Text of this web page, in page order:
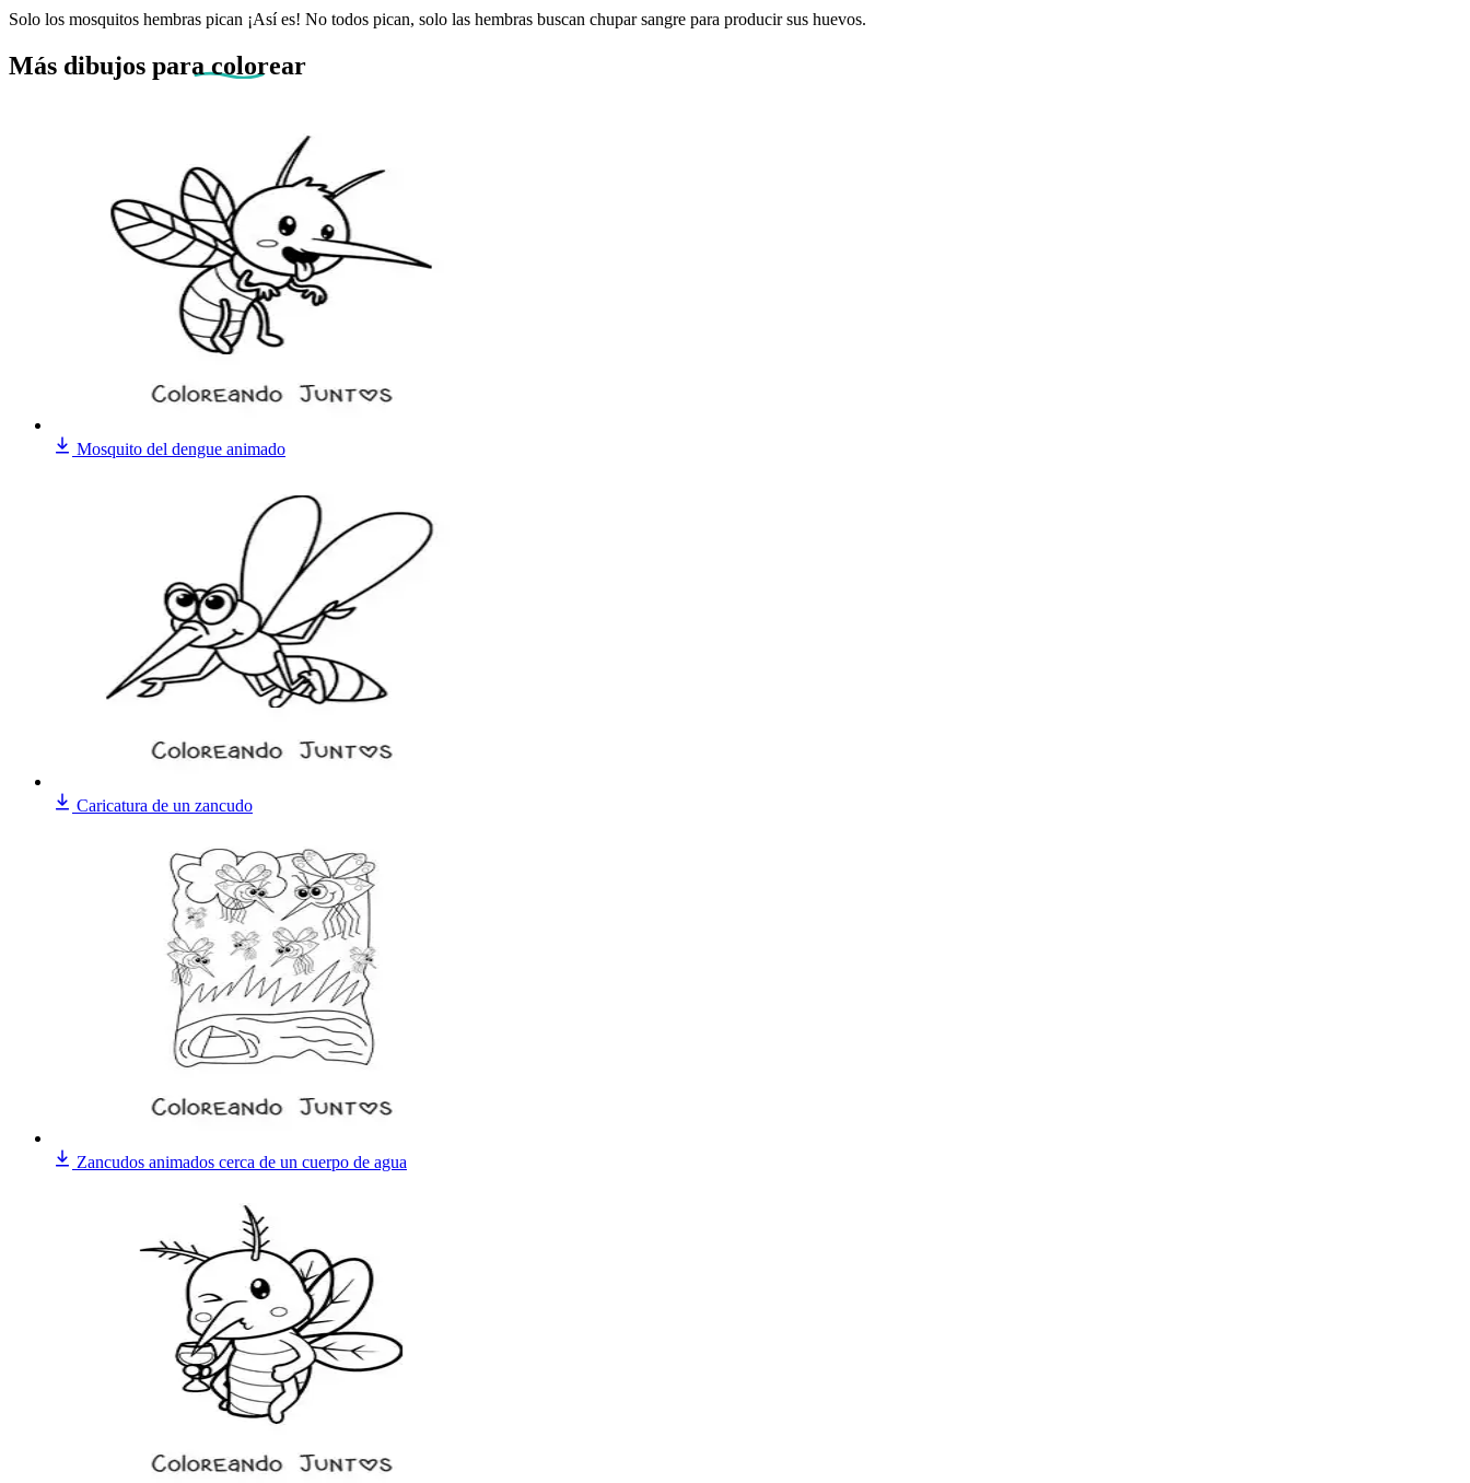
Solo los mosquitos hembras pican ¡Así es! No todos pican, solo las hembras buscan chupar sangre para producir sus huevos.
Más dibujos para colorear
Mosquito del dengue animado
Caricatura de un zancudo
Zancudos animados cerca de un cuerpo de agua